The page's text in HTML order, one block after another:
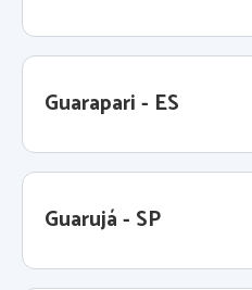
Guarapari - ES
Guarujá - SP